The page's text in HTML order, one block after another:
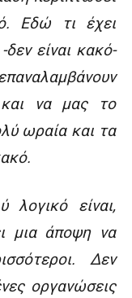
Εδώ τι έχει
είναι κακό-
και να μας το
ωραία και τα
λογικό είναι,
μια άποψη να
Δεν
οργανώσεις